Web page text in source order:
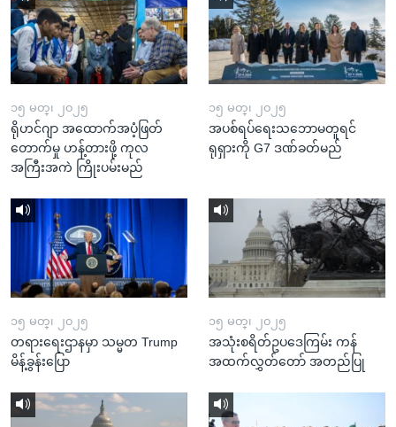
နေရာ
သို့
ကျော်
ရန်
၁၅ မတ္၊ ၂၀၂၅
ရိုဟင်ဂျာ အထောက်အပံ့ဖြတ်
တောက်မှု ဟန့်တားဖို့ ကုလ
အကြီးအကဲ ကြိုးပမ်းမည်
၁၅ မတ္၊ ၂၀၂၅
အပစ်ရပ်ရေးသဘောမတူရင်
ရုရှားကို G7 ဒဏ်ခတ်မည်
၁၅ မတ္၊ ၂၀၂၅
တရားရေးဌာနမှာ သမ္မတ Trump
မိန့်ခွန်းပြော
၁၅ မတ္၊ ၂၀၂၅
အသုံးစရိတ်ဥပဒေကြမ်း ကန်
အထက်လွှတ်တော် အတည်ပြု